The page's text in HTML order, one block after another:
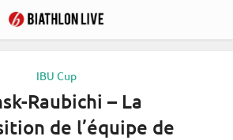
IBU Cup
Raubichi – La
de l’équipe de